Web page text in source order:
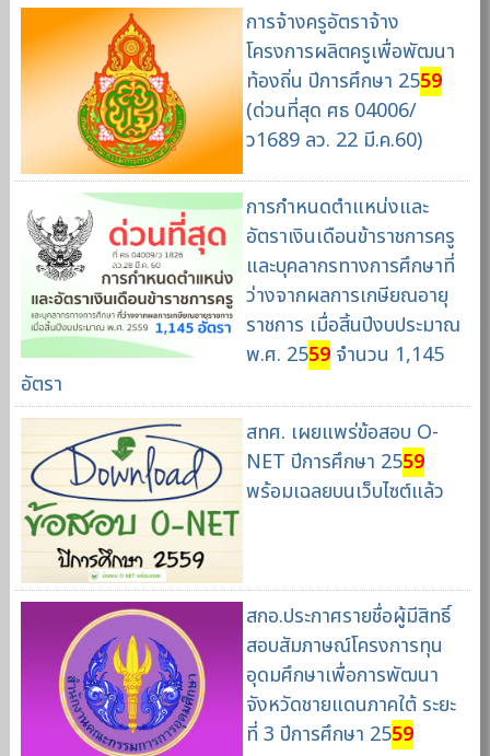
การจ้างครูอัตราจ้าง
โครงการผลิตครูเพื่อพัฒนา
ท้องถิ่น ปีการศึกษา 2559
(ด่วนที่สุด ศธ 04006/
ว1689 ลว. 22 มี.ค.60)
การกำหนดตำแหน่งและ
อัตราเงินเดือนข้าราชการครู
และบุคลากรทางการศึกษาที่
ว่างจากผลการเกษียณอายุ
ราชการ เมื่อสิ้นปีงบประมาณ
พ.ศ. 2559จำนวน 1,145
อัตรา
สทศ. เผยแพร่ข้อสอบ O-
NET ปีการศึกษา 2559
พร้อมเฉลยบนเว็บไซต์แล้ว
สกอ.ประกาศรายชื่อผู้มีสิทธิ์
สอบสัมภาษณ์โครงการทุน
อุดมศึกษาเพื่อการพัฒนา
จังหวัดชายแดนภาคใต้ ระยะ
ที่ 3 ปีการศึกษา 2559